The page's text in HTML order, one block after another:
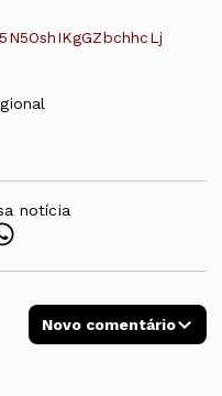
notícia
Novo comentário